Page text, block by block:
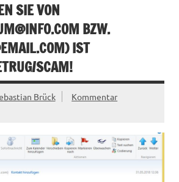
SIE VON
BZW.
) IST
SCAM!
Brück
Kommentar